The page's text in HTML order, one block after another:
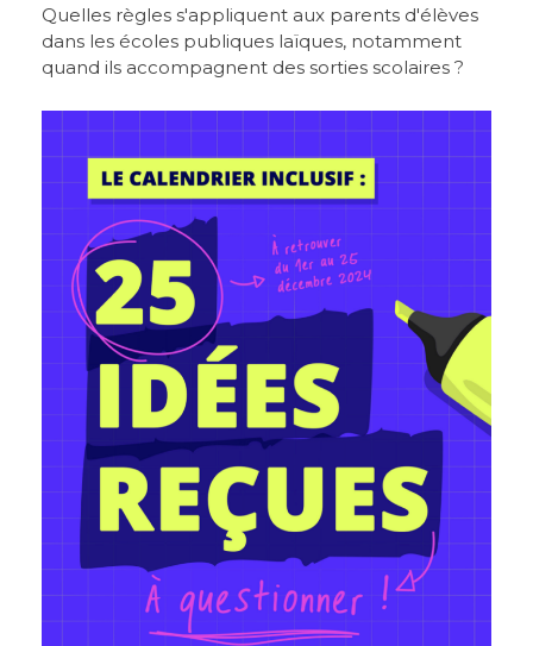
Quelles règles s'appliquent aux parents d'élèves
dans les écoles publiques laïques, notamment
quand ils accompagnent des sorties scolaires ?